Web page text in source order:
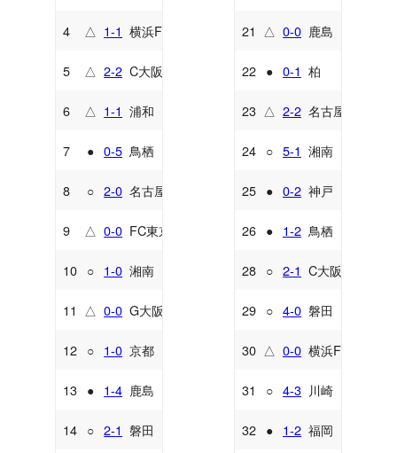
4 △ 1-1 横浜FM
5 △ 2-2 C大阪
6 △ 1-1 浦和
7 ● 0-5 鳥栖
8 ○ 2-0 名古屋
9 △ 0-0 FC東京
10 ○ 1-0 湘南
11 △ 0-0 G大阪
12 ○ 1-0 京都
13 ● 1-4 鹿島
14 ○ 2-1 磐田
21 △ 0-0 鹿島
22 ● 0-1 柏
23 △ 2-2 名古屋
24 ○ 5-1 湘南
25 ● 0-2 神戸
26 ● 1-2 鳥栖
28 ○ 2-1 C大阪
29 ○ 4-0 磐田
30 △ 0-0 横浜FM
31 ○ 4-3 川崎
32 ● 1-2 福岡